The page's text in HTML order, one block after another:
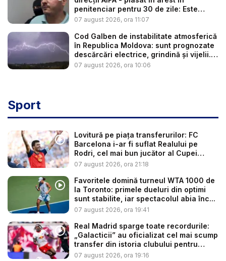
penitenciar pentru 30 de zile: Este
cerc...
07 august 2026, ora 11:07
Cod Galben de instabilitate atmosferică
în Republica Moldova: sunt prognozate
descărcări electrice, grindină și vijelii.
...
07 august 2026, ora 10:06
Sport
Lovitură pe piața transferurilor: FC
Barcelona i-ar fi suflat Realului pe
Rodri, cel mai bun jucător al Cupei
Mon...
07 august 2026, ora 21:18
Favoritele domină turneul WTA 1000 de
la Toronto: primele dueluri din optimi
sunt stabilite, iar spectacolul abia înc...
07 august 2026, ora 19:41
Real Madrid sparge toate recordurile:
„Galacticii” au oficializat cel mai scump
transfer din istoria clubului pentru
sup...
07 august 2026, ora 19:16